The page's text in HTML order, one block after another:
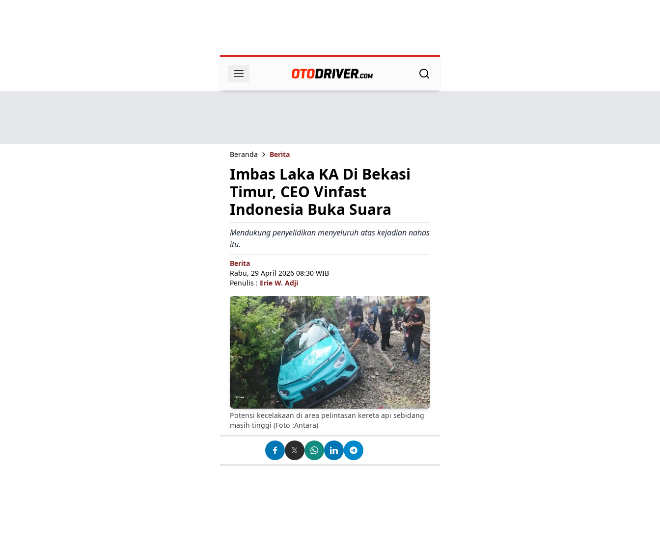
Beranda Berita
Imbas Laka KA Di Bekasi
Timur, CEO Vinfast
Indonesia Buka Suara
Mendukung penyelidikan menyeluruh atas kejadian nahas
itu.
Berita
Rabu, 29 April 2026 08:30 WIB
Penulis : Erie W. Adji
Potensi kecelakaan di area pelintasan kereta api sebidang
masih tinggi (Foto :Antara)